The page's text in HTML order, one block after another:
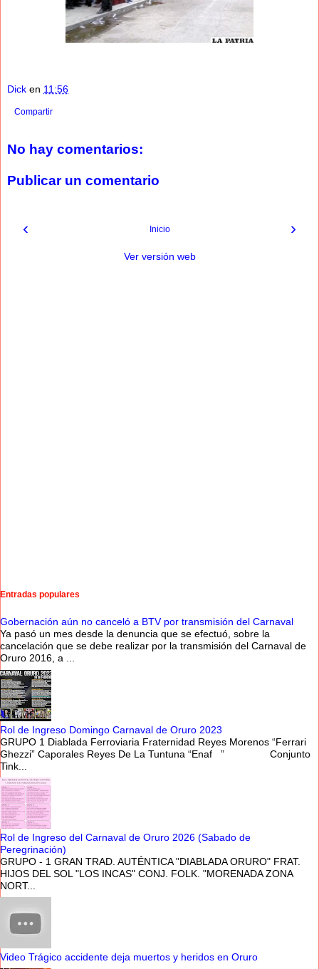
Dick en 11:56
Compartir
No hay comentarios:
Publicar un comentario
‹ ›
Inicio
Ver versión web
Entradas populares
Gobernación aún no canceló a BTV por transmisión del Carnaval
Ya pasó un mes desde la denuncia que se efectuó, sobre la
cancelación que se debe realizar por la transmisión del Carnaval de
Oruro 2016, a ...
Rol de Ingreso Domingo Carnaval de Oruro 2023
GRUPO 1 Diablada Ferroviaria Fraternidad Reyes Morenos “Ferrari
Ghezzi” Caporales Reyes De La Tuntuna “Enaf ” Conjunto
Tink...
Rol de Ingreso del Carnaval de Oruro 2026 (Sabado de
Peregrinación)
GRUPO - 1 GRAN TRAD. AUTÉNTICA "DIABLADA ORURO" FRAT.
HIJOS DEL SOL "LOS INCAS" CONJ. FOLK. "MORENADA ZONA
NORT...
Video Trágico accidente deja muertos y heridos en Oruro